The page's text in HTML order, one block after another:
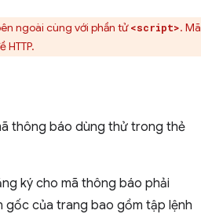
ngoài cùng với phần tử<script>. Mã
thông báo dùng thử trong thẻ
ký cho mã thông báo phải
gốc của trang bao gồm tập lệnh